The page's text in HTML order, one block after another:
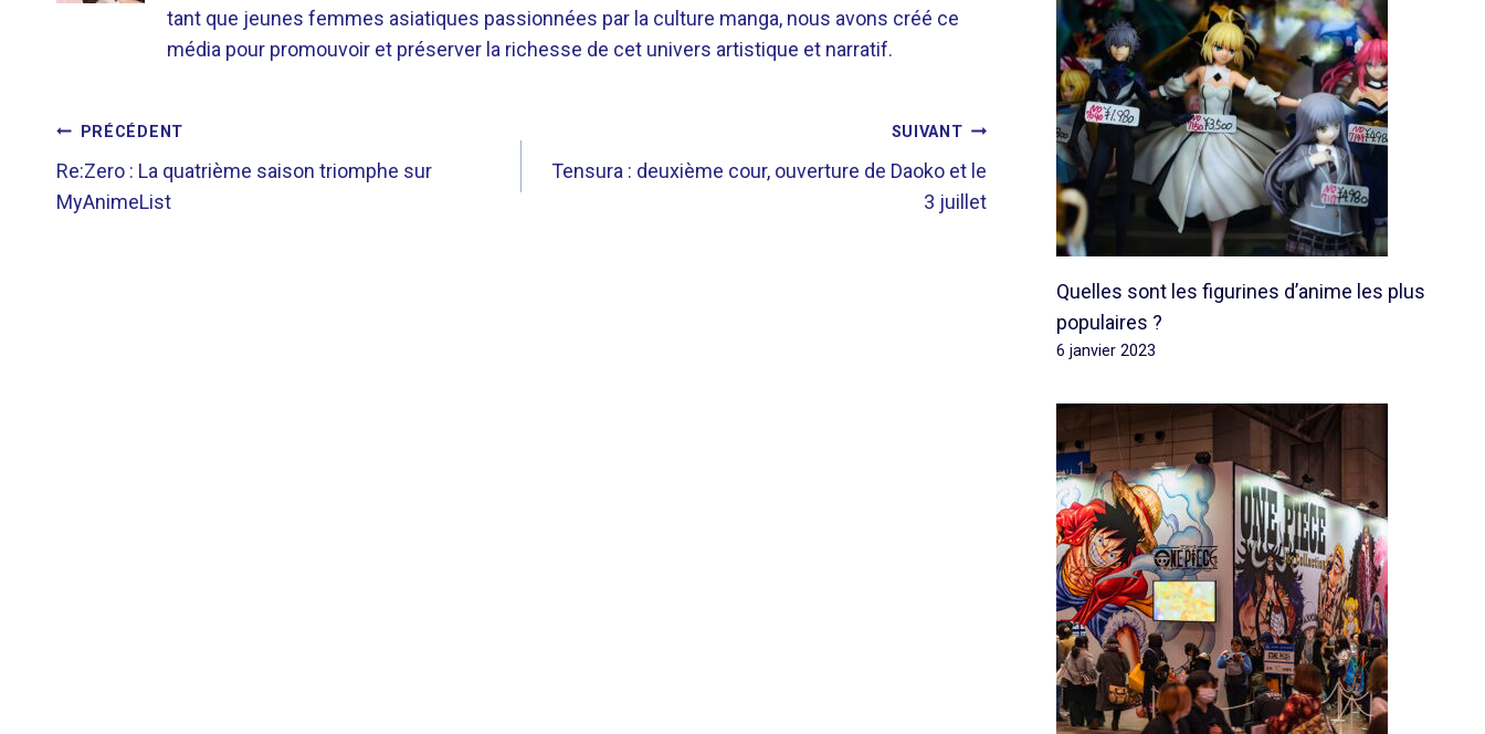
tant que jeunes femmes asiatiques passionnées par la culture manga, nous avons créé ce
média pour promouvoir et préserver la richesse de cet univers artistique et narratif.
NAVIGATION
DE
PRÉCÉDENT
Re:Zero : La quatrième saison triomphe sur
MyAnimeList
SUIVANT
Tensura : deuxième cour, ouverture de Daoko et le
3 juillet
Quelles sont les figurines d’anime les plus
populaires ?
6 janvier 2023